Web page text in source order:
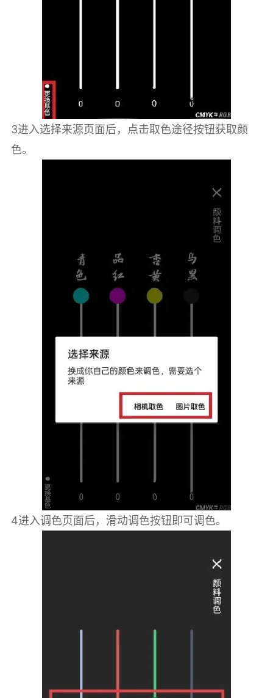
3进入选择来源页面后，点击取色途径按钮获取颜
色。
4进入调色页面后，滑动调色按钮即可调色。